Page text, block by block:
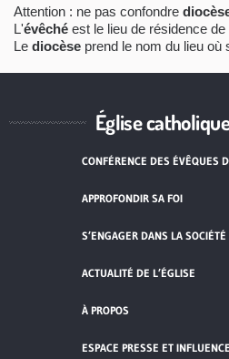
Attention : ne pas confondre
L'évêché est le lieu de résidence de
Le diocèse prend le nom du lieu où
Église
CONFÉRENCE DES ÉVÊQUES
APPROFONDIR SA FOI
S’ENGAGER DANS LA SOCIÉTÉ
ACTUALITÉ DE L’ÉGLISE
À PROPOS
ESPACE PRESSE ET